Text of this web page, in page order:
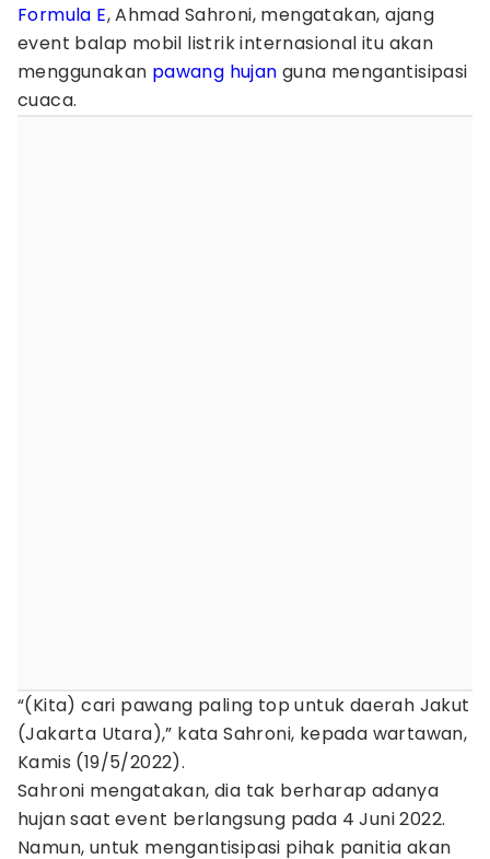
Formula E, Ahmad Sahroni, mengatakan, ajang
event balap mobil listrik internasional itu akan
menggunakan pawang hujan guna mengantisipasi
cuaca.
“(Kita) cari pawang paling top untuk daerah Jakut
(Jakarta Utara),” kata Sahroni, kepada wartawan,
Kamis (19/5/2022).
Sahroni mengatakan, dia tak berharap adanya
hujan saat event berlangsung pada 4 Juni 2022.
Namun, untuk mengantisipasi pihak panitia akan